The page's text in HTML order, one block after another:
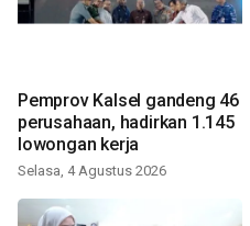
Pemprov Kalsel gandeng 46
perusahaan, hadirkan 1.145
lowongan kerja
Selasa, 4 Agustus 2026